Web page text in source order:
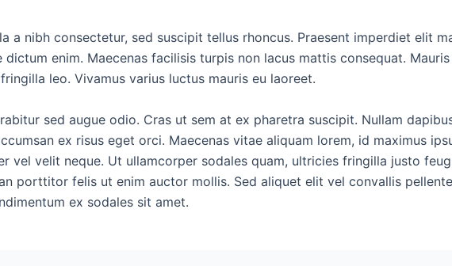
a nibh consectetur, sed suscipit tellus rhoncus. Praesent imperdiet elit
enim. Maecenas facilisis turpis non lacus mattis consequat.
leo. Vivamus varius luctus mauris eu laoreet.
sed augue odio. Cras ut sem at ex pharetra suscipit. Nullam
ex risus eget orci. Maecenas vitae aliquam lorem, id maximus
vel velit neque. Ut ullamcorper sodales quam, ultricies fringilla justo
porttitor felis ut enim auctor mollis. Sed aliquet elit vel convallis
ex sodales sit amet.